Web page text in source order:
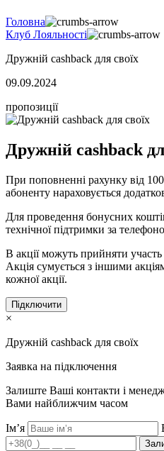
Головна
Клуб Лояльності
Дружній cashback для своїх
09.09.2024
пропозиції
Дружній cashback
При поповненні рахунку від
абоненту нараховується
Для проведення бонусних
технічної підтримки за
В акції можуть прийняти участь
Акція сумується з іншими
кожної акції.
Підключити
×
Дружній cashback для своїх
Заявка на підключення
Залиште Ваші контакти і
Вами найближчим часом
Ім’я